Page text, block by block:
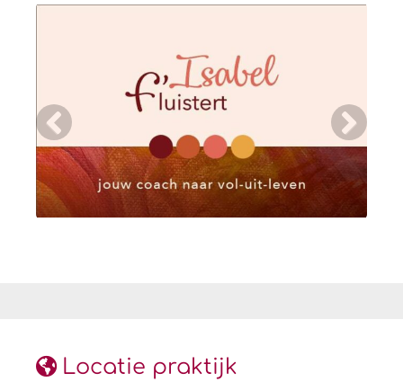
Locatie praktijk